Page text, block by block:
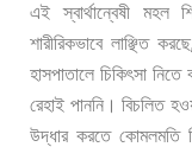
এই
স্বার্থান্বেষী মহল
শারীরিকভাবে লাঞ্ছিত করছে
হাসপাতালে চিকিৎসা নিতে
রেহাই পাননি। বিচলিত
উদ্ধার করতে কোমলমতি